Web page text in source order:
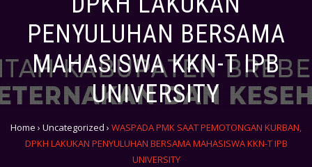
PENYULUHAN BERSAMA
MAHASISWA KKN-T IPB
UNIVERSITY
Home › Uncategorized › WASPADA PMK SAAT PEMOTONGAN KURBAN,
DPKH LAKUKAN PENYULUHAN BERSAMA MAHASISWA KKN-T IPB
UNIVERSITY